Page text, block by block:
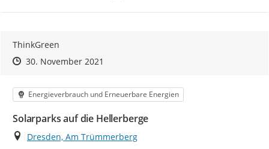
ThinkGreen
Zeitpunkt des Erstellens
Zeitpunkt des Erstellens
30. November 2021
Kategorie
Energieverbrauch und Erneuerbare Energien
Solarparks auf die Hellerberge
Ort
Dresden, Am Trümmerberg